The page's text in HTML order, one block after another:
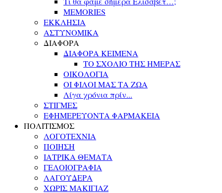
MEMORIES
ΕΚΚΛΗΣΙΑ
ΑΣΤΥΝΟΜΙΚΑ
ΔΙΑΦΟΡΑ
ΔΙΑΦΟΡΑ ΚΕΙΜΕΝΑ
ΤΟ ΣΧΟΛΙΟ ΤΗΣ ΗΜΕΡΑΣ
ΟΙΚΟΛΟΓΙΑ
ΟΙ ΦΙΛΟΙ ΜΑΣ ΤΑ ΖΩΑ
Λίγα χρόνια πρίν...
ΣΤΙΓΜΕΣ
ΕΦΗΜΕΡΕΥΟΝΤΑ ΦΑΡΜΑΚΕΙΑ
ΠΟΛΙΤΙΣΜΟΣ
ΛΟΓΟΤΕΧΝΙΑ
ΠΟΙΗΣΗ
ΙΑΤΡΙΚΑ ΘΕΜΑΤΑ
ΓΕΛΟΙΟΓΡΑΦΙΑ
ΛΑΓΟΥΔΕΡΑ
ΧΩΡΙΣ ΜΑΚΙΓΙΑΖ